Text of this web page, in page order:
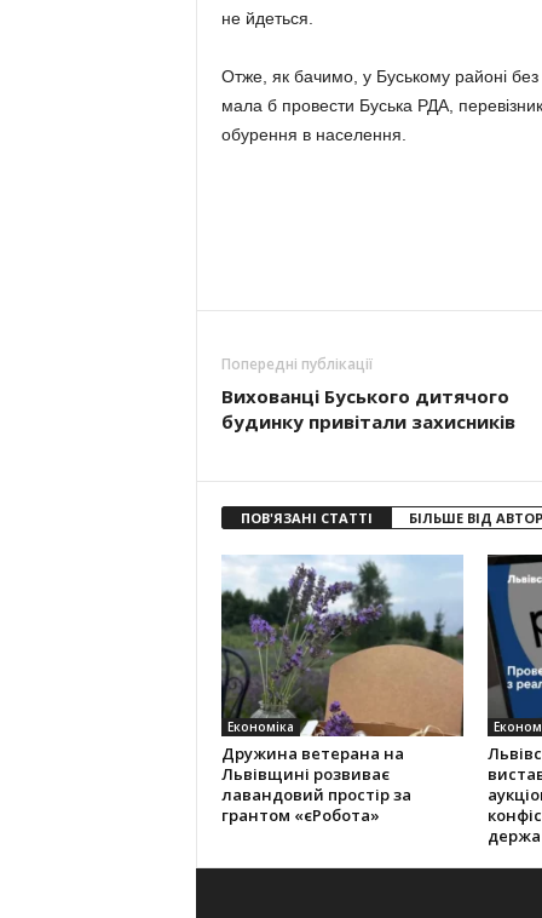
не йдеться.
Отже, як бачимо, у Буському районі
мала б провести Буська РДА,
обурення в населення.
Попередні публікації
Вихованці Буського дитячого
будинку привітали захисників
ПОВ'ЯЗАНІ СТАТТІ БІЛЬШЕ ВІД
Економіка
Дружина ветерана на
Львівщині розвиває
лавандовий простір за
грантом «єРобота»